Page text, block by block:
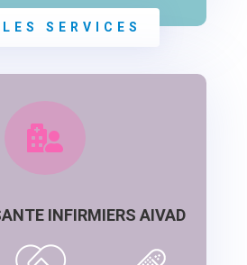
SERVICES

INFIRMIERS AIVAD